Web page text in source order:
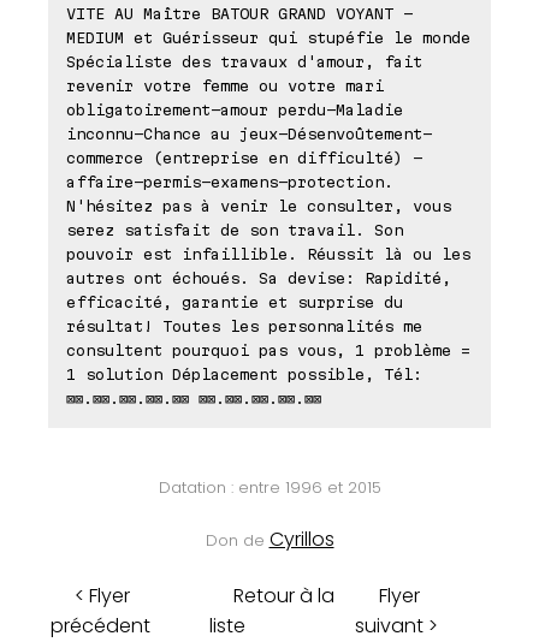
VITE AU Maître BATOUR GRAND VOYANT -
MEDIUM et Guérisseur qui stupéfie le monde
Spécialiste des travaux d'amour, fait
revenir votre femme ou votre mari
obligatoirement-amour perdu-Maladie
inconnu-Chance au jeux-Désenvoûtement-
commerce (entreprise en difficulté) -
affaire-permis-examens-protection.
N'hésitez pas à venir le consulter, vous
serez satisfait de son travail. Son
pouvoir est infaillible. Réussit là ou les
autres ont échoués. Sa devise: Rapidité,
efficacité, garantie et surprise du
résultat! Toutes les personnalités me
consultent pourquoi pas vous, 1 problème =
1 solution Déplacement possible, Tél:
⊠⊠.⊠⊠.⊠⊠.⊠⊠.⊠⊠ ⊠⊠.⊠⊠.⊠⊠.⊠⊠.⊠⊠
Datation : entre 1996 et 2015
Don de Cyrillos
< Flyer
précédent
Retour à la
liste
Flyer
suivant >